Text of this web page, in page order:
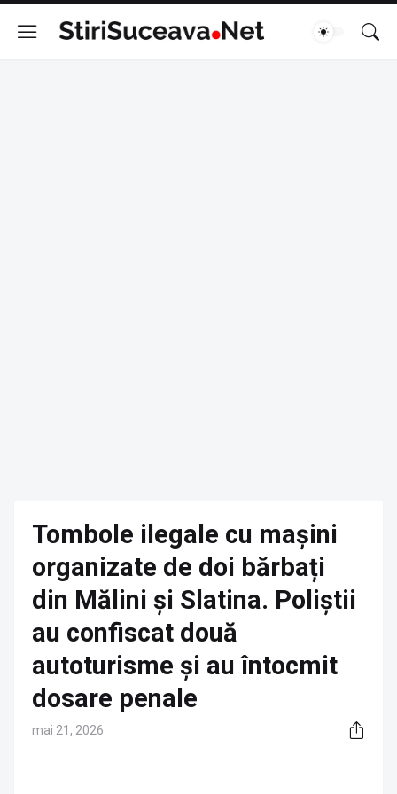
Tombole ilegale cu mașini
organizate de doi bărbați
din Mălini și Slatina. Poliștii
au confiscat două
autoturisme și au întocmit
dosare penale
mai 21, 2026